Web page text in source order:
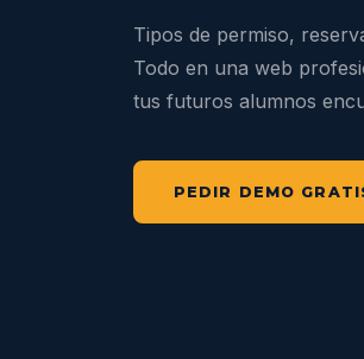
Tipos de permiso,
Todo en una web
tus futuros alumnos
PEDIR DEMO